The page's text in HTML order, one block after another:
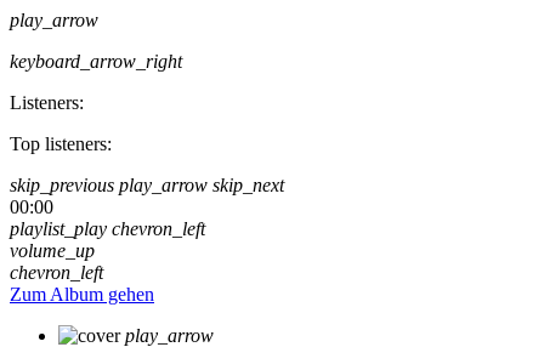
play_arrow
keyboard_arrow_right
Listeners:
Top listeners:
skip_previous play_arrow skip_next
00:00
playlist_play chevron_left
volume_up
chevron_left
Zum Album gehen
play_arrow